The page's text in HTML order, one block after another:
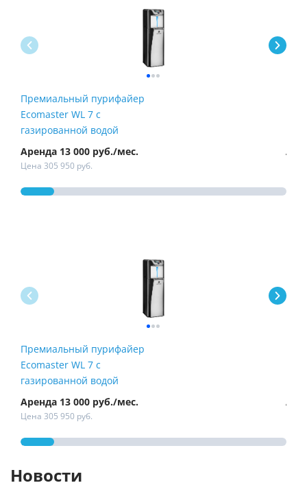
Премиальный пурифайер
Ecomaster WL 7 с
газированной водой
Аренда 13 000 руб./мес.
Цена 305 950 руб.
Премиальный пурифайер
Ecomaster WL 7 с
газированной водой
Аренда 13 000 руб./мес.
Цена 305 950 руб.
Новости